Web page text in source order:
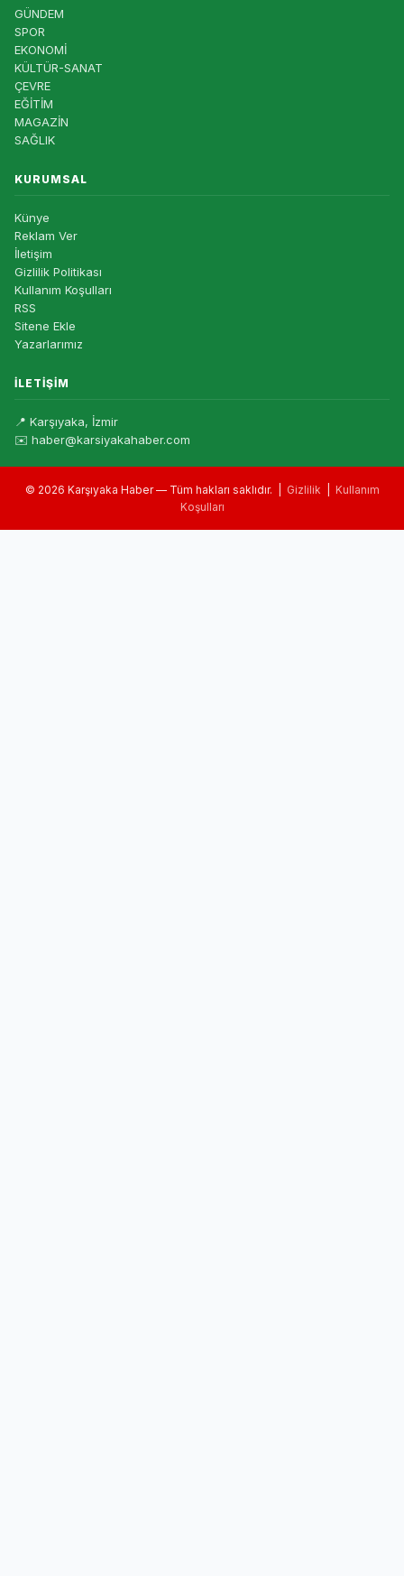
GÜNDEM
SPOR
EKONOMİ
KÜLTÜR-SANAT
ÇEVRE
EĞİTİM
MAGAZİN
SAĞLIK
KURUMSAL
Künye
Reklam Ver
İletişim
Gizlilik Politikası
Kullanım Koşulları
RSS
Sitene Ekle
Yazarlarımız
İLETIŞIM
📍 Karşıyaka, İzmir
✉️ haber@karsiyakahaber.com
© 2026 Karşıyaka Haber — Tüm hakları saklıdır. | Gizlilik
Kullanım
Koşulları